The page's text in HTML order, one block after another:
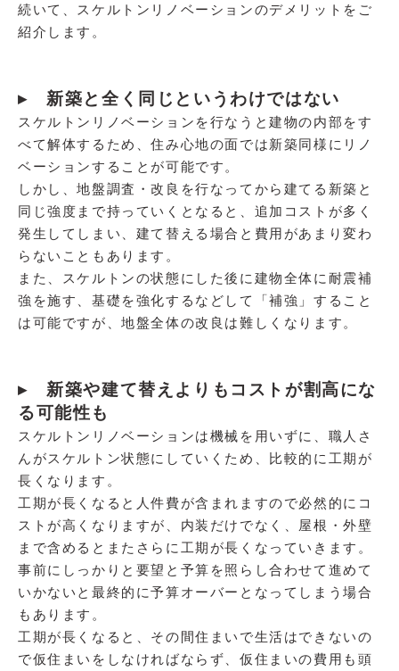
続いて、スケルトンリノベーションのデメリットをご
紹介します。
▸ 新築と全く同じというわけではない
スケルトンリノベーションを行なうと建物の内部をす
べて解体するため、住み心地の面では新築同様にリノ
ベーションすることが可能です。
しかし、地盤調査・改良を行なってから建てる新築と
同じ強度まで持っていくとなると、追加コストが多く
発生してしまい、建て替える場合と費用があまり変わ
らないこともあります。
また、スケルトンの状態にした後に建物全体に耐震補
強を施す、基礎を強化するなどして「補強」すること
は可能ですが、地盤全体の改良は難しくなります。
▸ 新築や建て替えよりもコストが割高にな
る可能性も
スケルトンリノベーションは機械を用いずに、職人さ
んがスケルトン状態にしていくため、比較的に工期が
長くなります。
工期が長くなると人件費が含まれますので必然的にコ
ストが高くなりますが、内装だけでなく、屋根・外壁
まで含めるとまたさらに工期が長くなっていきます。
事前にしっかりと要望と予算を照らし合わせて進めて
いかないと最終的に予算オーバーとなってしまう場合
もあります。
工期が長くなると、その間住まいで生活はできないの
で仮住まいをしなければならず、仮住まいの費用も頭